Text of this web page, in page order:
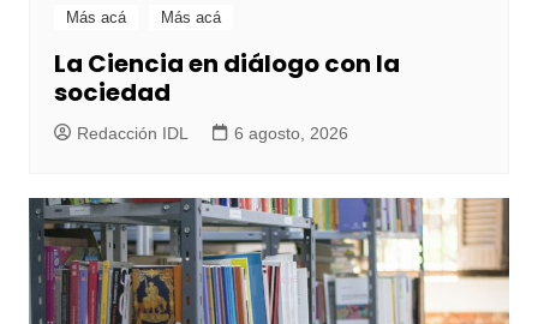
Más acá Más acá
La Ciencia en diálogo con la
sociedad
Redacción IDL 6 agosto, 2026